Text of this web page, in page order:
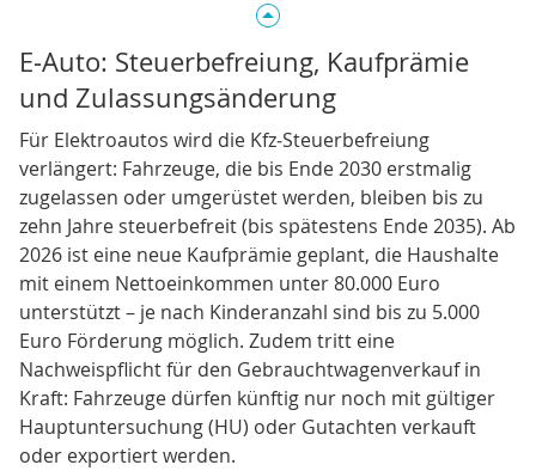
E‑Auto: Steuerbefreiung, Kaufprämie
und Zulassungsänderung
Für Elektroautos wird die Kfz‑Steuerbefreiung
verlängert: Fahrzeuge, die bis Ende 2030 erstmalig
zugelassen oder umgerüstet werden, bleiben bis zu
zehn Jahre steuerbefreit (bis spätestens Ende 2035). Ab
2026 ist eine neue Kaufprämie geplant, die Haushalte
mit einem Nettoeinkommen unter 80.000 Euro
unterstützt – je nach Kinderanzahl sind bis zu 5.000
Euro Förderung möglich. Zudem tritt eine
Nachweispflicht für den Gebrauchtwagenverkauf in
Kraft: Fahrzeuge dürfen künftig nur noch mit gültiger
Hauptuntersuchung (HU) oder Gutachten verkauft
oder exportiert werden.